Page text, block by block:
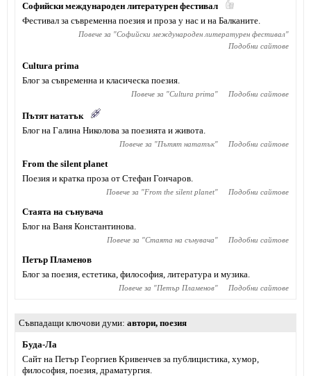
Софийски международен литературен фестивал
Фестивал за съвременна поезия и проза у нас и на Балканите.
Повече за "Софийски международен литературен фестивал"
Подобни сайтове
Cultura prima
Блог за съвременна и класическа поезия.
Повече за "Cultura prima" Подобни сайтове
Пътят нататък
Блог на Галина Николова за поезията и живота.
Повече за "Пътят нататък" Подобни сайтове
From the silent planet
Поезия и кратка проза от Стефан Гончаров.
Повече за "From the silent planet" Подобни сайтове
Стаята на сънувача
Блог на Ваня Константинова.
Повече за "Стаята на сънувача" Подобни сайтове
Петър Пламенов
Блог за поезия, естетика, философия, литература и музика.
Повече за "Петър Пламенов" Подобни сайтове
Съвпадащи ключови думи автори, поезия
Буда-Ла
Сайт на Петър Георгиев Кривенчев за публицистика, хумор,
философия, поезия, драматургия.